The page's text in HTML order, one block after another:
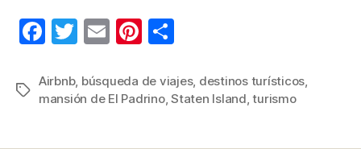
F
c
e
T
tt
er
E
ail
Pi
er
e
m
p
Etiquetas
Airbnb, búsqueda de viajes, destinos turísticos,
mansión de El Padrino,Staten Island,turismo